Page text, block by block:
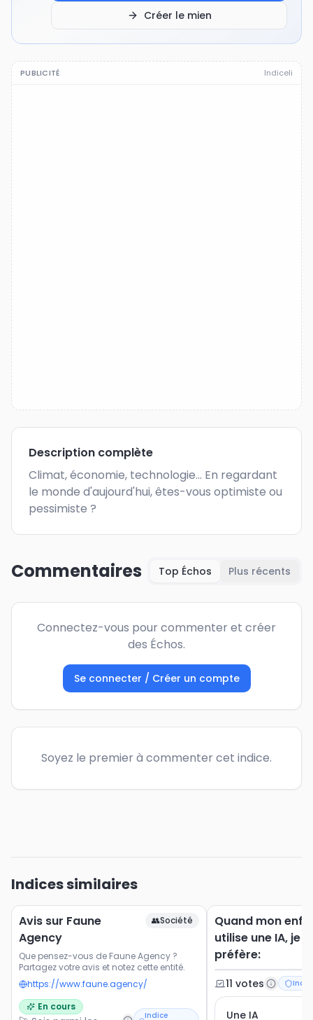
Créer le mien
PUBLICITÉ Indiceli
Description complète
Climat, économie, technologie... En regardant
le monde d'aujourd'hui, êtes-vous optimiste ou
pessimiste ?
Commentaires Top Échos Plus récents
Connectez-vous pour commenter et créer
des Échos.
Se connecter / Créer un compte
Soyez le premier à commenter cet indice.
Indices similaires
Avis sur Faune
Agency
👥Société
Que pensez-vous de Faune Agency ?
Partagez votre avis et notez cette entité.
https://www.faune.agency/
En cours
Indice
Quand mon
utilise une IA, je
préfère:
11 votes
Une IA